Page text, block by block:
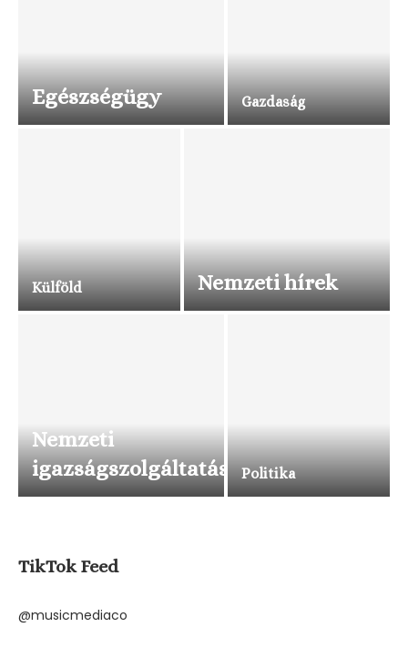
Egészségügy Gazdaság
Külföld Nemzeti hírek
Nemzeti
igazságszolgáltatás
Politika
TikTok Feed
@musicmediaco